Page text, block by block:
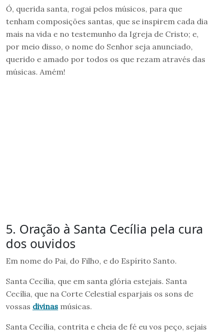
Ó, querida santa, rogai pelos músicos, para que
tenham composições santas, que se inspirem cada dia
mais na vida e no testemunho da Igreja de Cristo; e,
por meio disso, o nome do Senhor seja anunciado,
querido e amado por todos os que rezam através das
músicas. Amém!
5. Oração à Santa Cecília pela cura
dos ouvidos
Em nome do Pai, do Filho, e do Espírito Santo.
Santa Cecília, que em santa glória estejais. Santa
Cecília, que na Corte Celestial esparjais os sons de
vossas divinas músicas.
Santa Cecília, contrita e cheia de fé eu vos peço, sejais